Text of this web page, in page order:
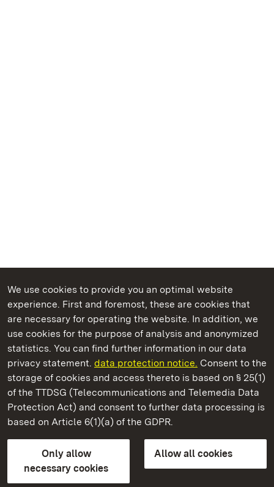
We use cookies to provide you an optimal website
experience. First and foremost, these are cookies that
are necessary for operating the website. In addition, we
use cookies for the purpose of analysis and anonymized
statistics. You can find further information in our data
privacy statement. data protection notice. Consent to the
storage of cookies and access thereto is based on § 25(1)
of the TTDSG (Telecommunications and Telemedia Data
Protection Act) and consent to further data processing is
based on Article 6(1)(a) of the GDPR.
Only allow
necessary cookies
Allow all cookies
State Palaces and Gardens of Baden-Wuerttemberg
Staatliche Schlösser und Gärten Baden‑Württemberg
State Palaces and Gardens of Baden-Wuerttemberg
Contact usFAQMasthead
Declaration on barrier-free access